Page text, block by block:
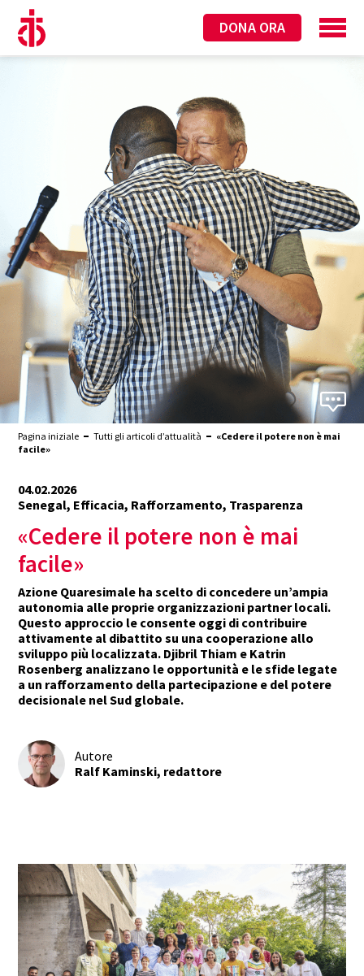
DONA ORA
Pagina iniziale Tutti gli articoli d’attualità
«Cedere il potere non è mai
facile»
04.02.2026
Senegal, Efficacia, Rafforzamento, Trasparenza
«Cedere il potere non è mai
facile»
Azione Quaresimale ha scelto di concedere un’ampia
autonomia alle proprie organizzazioni partner locali.
Questo approccio le consente oggi di contribuire
attivamente al dibattito su una cooperazione allo
sviluppo più localizzata. Djibril Thiam e Katrin
Rosenberg analizzano le opportunità e le sfide legate
a un rafforzamento della partecipazione e del potere
decisionale nel Sud globale.
Autore
Ralf Kaminski, redattore